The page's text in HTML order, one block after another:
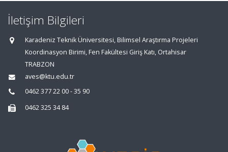
İletişim Bilgileri
Karadeniz Teknik Üniversitesi, Bilimsel Araştırma Projeleri
Koordinasyon Birimi, Fen Fakültesi Giriş Katı, Ortahisar
TRABZON
aves@ktu.edu.tr
0462 377 22 00 - 35 90
0462 325 34 84